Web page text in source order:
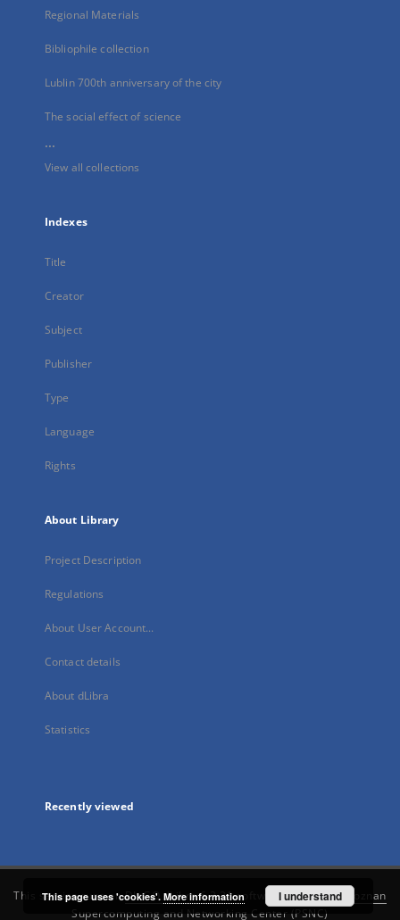
Regional Materials
Bibliophile collection
Lublin 700th anniversary of the city
The social effect of science
...
View all collections
Indexes
Title
Creator
Subject
Publisher
Type
Language
Rights
About Library
Project Description
Regulations
About User Account...
Contact details
About dLibra
Statistics
Recently viewed
This service runs onDInGO dLibra 6.3.21software created by
Poznan
Supercomputing and Networking Center (PSNC)
This page uses 'cookies'. More information I understand